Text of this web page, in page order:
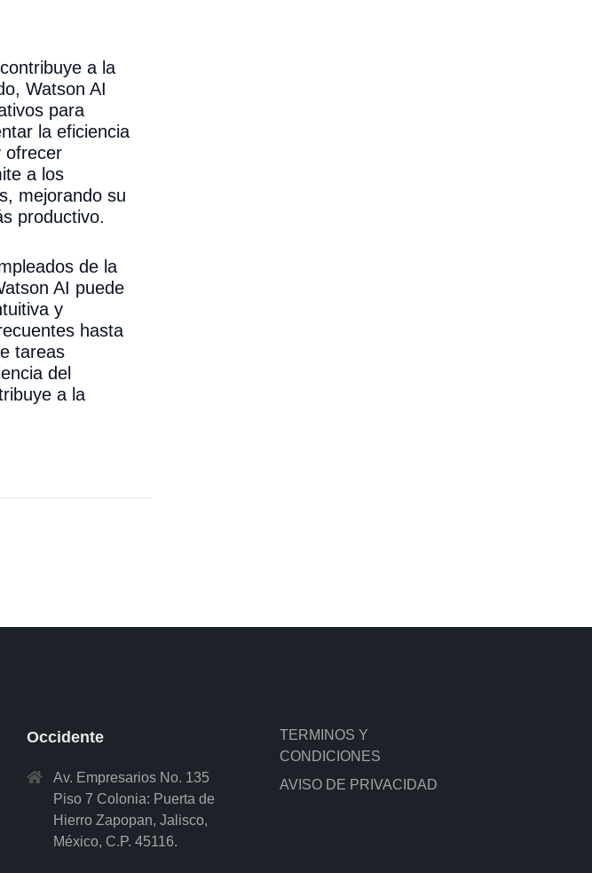
a la
Watson AI
para
la eficiencia
ofrecer
a los
mejorando su
productivo.
de la
AI puede
y
hasta
tareas
del
a la
Occidente
Av. Empresarios No. 135
Piso 7 Colonia: Puerta de
Hierro Zapopan, Jalisco,
México, C.P. 45116.
TERMINOS Y
CONDICIONES
AVISO DE PRIVACIDAD